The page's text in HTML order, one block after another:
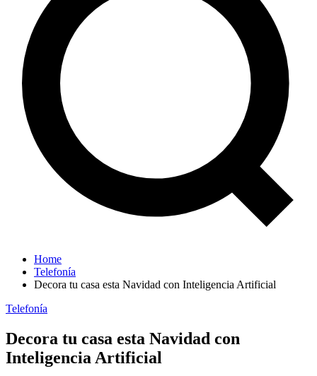
Home
Telefonía
Decora tu casa esta Navidad con Inteligencia Artificial
Telefonía
Decora tu casa esta Navidad con
Inteligencia Artificial